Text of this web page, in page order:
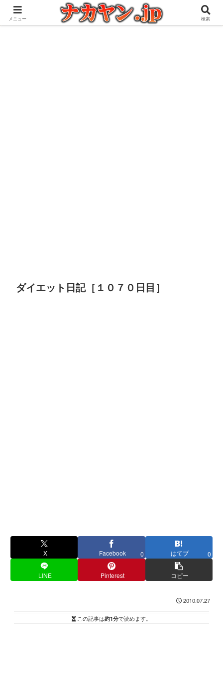
アウトドアとガジェット好きな管理人の愉快な日々を綴るブログ
ダイエット日記［１０７０日目］
X Facebook 0 はてブ 0
LINE Pinterest コピー
2010.07.27
この記事は約1分で読めます。
メニュー 検索